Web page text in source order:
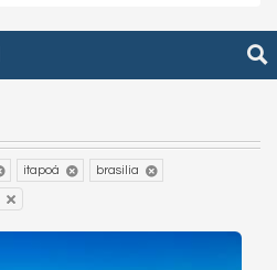
itapoá brasilia